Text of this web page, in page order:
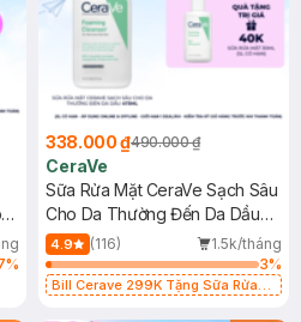
%
338.000 ₫490.000 ₫
CeraVe
Sữa Rửa Mặt CeraVe Sạch Sâu
Cho Da Thường Đến Da Dầu
473ml
4.9 (116)
1.5k/tháng
3%
Bill Cerave 299K Tặng Sữa Rửa